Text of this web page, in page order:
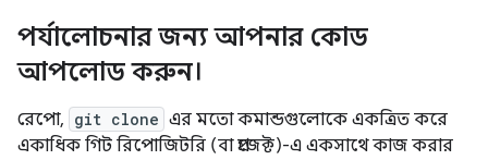
পর্যালোচনার জন্য আপনার কোড
আপলোড করুন।
রেপো, git clone এর মতো কমান্ডগুলোকে একত্রিত করে
একাধিক গিট রিপোজিটরি (বা প্রজেক্ট)-এ একসাথে কাজ করার